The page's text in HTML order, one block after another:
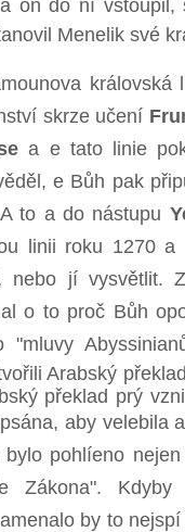
a on do ní
Menelik své
skrze učení
a e tato linie
e Bůh pak
to a do nástupu
linii roku 1270 a
nebo jí vysvětlit.
o to proč Bůh
"mluvy
Arabský
překlad prý
aby velebila
pohlíeno
Zákona".
by to